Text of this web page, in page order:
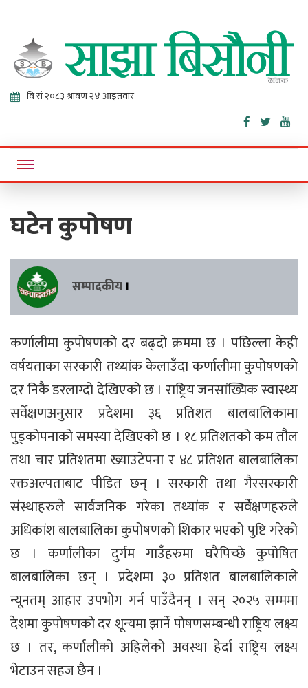
Sajha
Bisaunee
Online News Portal
घटेन कुपोषण
सम्पादकीय ।
कर्णालीमा कुपोषणको दर बढ्दो क्रममा छ । पछिल्ला केही
वर्षयताका सरकारी तथ्यांक केलाउँदा कर्णालीमा कुपोषणको
दर निकै डरलाग्दो देखिएको छ । राष्ट्रिय जनसांख्यिक स्वास्थ्य
सर्वेक्षणअनुसार प्रदेशमा ३६ प्रतिशत बालबालिकामा
पुड्कोपनाको समस्या देखिएको छ । १८ प्रतिशतको कम तौल
तथा चार प्रतिशतमा ख्याउटेपना र ४८ प्रतिशत बालबालिका
रक्तअल्पताबाट पीडित छन् । सरकारी तथा गैरसरकारी
संस्थाहरुले सार्वजनिक गरेका तथ्यांक र सर्वेक्षणहरुले
अधिकांश बालबालिका कुपोषणको शिकार भएको पुष्टि गरेको
छ । कर्णालीका दुर्गम गाउँहरुमा घरैपिच्छे कुपोषित
बालबालिका छन् । प्रदेशमा ३० प्रतिशत बालबालिकाले
न्यूनतम् आहार उपभोग गर्न पाउँदैनन् । सन् २०२५ सम्ममा
देशमा कुपोषणको दर शून्यमा झार्ने पोषणसम्बन्धी राष्ट्रिय लक्ष्य
छ । तर, कर्णालीको अहिलेको अवस्था हेर्दा राष्ट्रिय लक्ष्य
भेटाउन सहज छैन ।